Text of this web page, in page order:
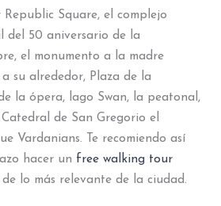
Square, el complejo
del 50 aniversario de la
el monumento a la madre
su alrededor, Plaza de la
la ópera, lago Swan, la peatonal,
de San Gregorio el
Vardanians. Te recomiendo así
hacer un free walking tour
lo más relevante de la ciudad.